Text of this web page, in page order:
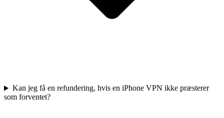
Kan jeg få en refundering, hvis en iPhone VPN ikke præsterer
som forventet?